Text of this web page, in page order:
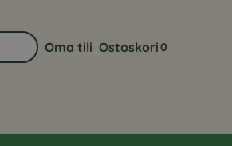
Siirry sivulle Oma tili
Oma tili
Näytä
Ostoskori0